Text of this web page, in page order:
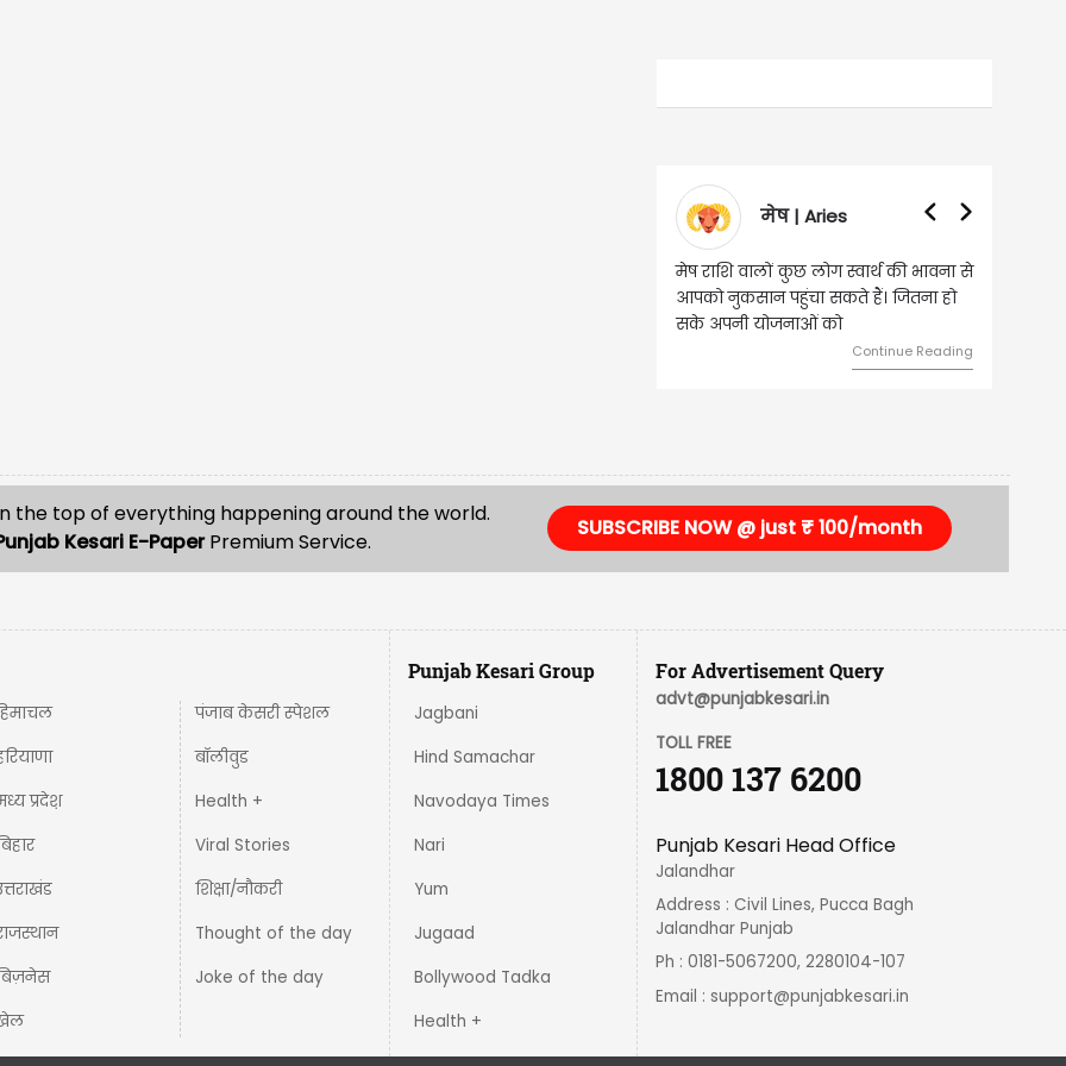
मेष | Aries
मेष राशि वालों कुछ लोग स्वार्थ की भावना से
आपको नुकसान पहुंचा सकते हैं। जितना हो
सके अपनी योजनाओं को
Continue Reading
the top of everything happening around the world.
Kesari E-PaperPremium Service.
SUBSCRIBE NOW @ just ₹ 100/month
प्रदेश़
पंजाब केसरी स्पेशल
बॉलीवुड
Health +
Viral Stories
शिक्षा/नौकरी
Thought of the day
Joke of the day
Punjab Kesari Group
Jagbani
Hind Samachar
Navodaya Times
Nari
Yum
Jugaad
Bollywood Tadka
Health +
For Advertisement Query
advt@punjabkesari.in
TOLL FREE
1800 137 6200
Punjab Kesari Head Office
Jalandhar
Address : Civil Lines, Pucca Bagh
Jalandhar Punjab
Ph : 0181-5067200, 2280104-107
Email :support@punjabkesari.in